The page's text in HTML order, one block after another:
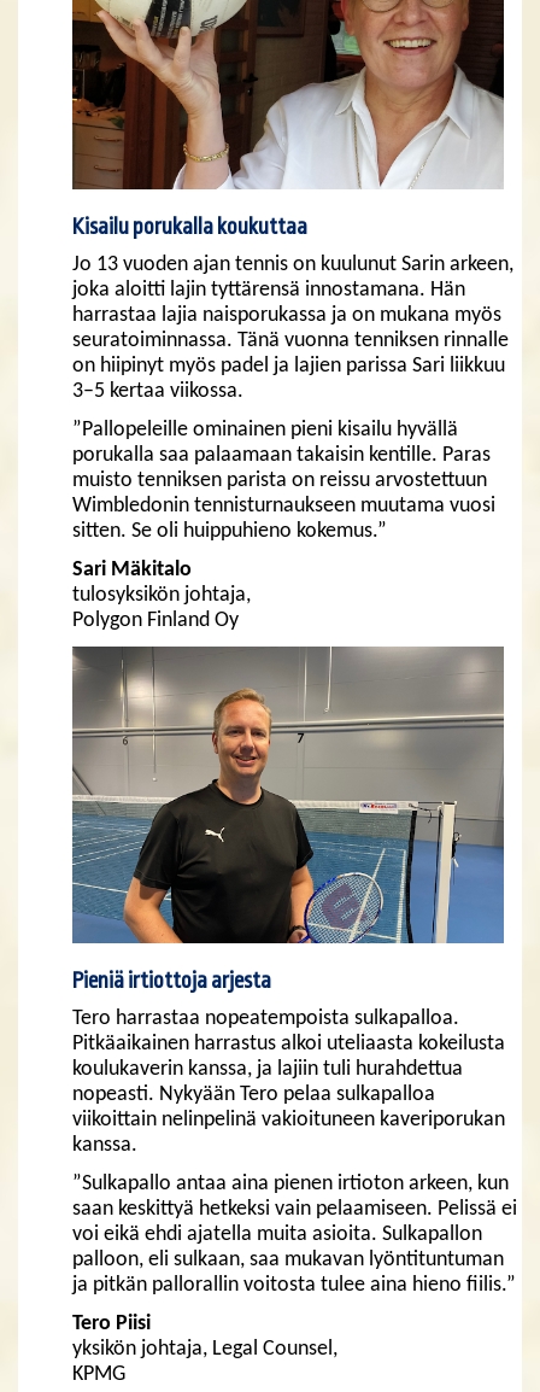
Kisailu porukalla koukuttaa
Jo 13 vuoden ajan tennis on kuulunut Sarin arkeen,
joka aloitti lajin tyttärensä innostamana. Hän
harrastaa lajia naisporukassa ja on mukana myös
seuratoiminnassa. Tänä vuonna tenniksen rinnalle
on hiipinyt myös padel ja lajien parissa Sari liikkuu
3–5 kertaa viikossa.
”Pallopeleille ominainen pieni kisailu hyvällä
porukalla saa palaamaan takaisin kentille. Paras
muisto tenniksen parista on reissu arvostettuun
Wimbledonin tennisturnaukseen muutama vuosi
sitten. Se oli huippuhieno kokemus.”
Sari Mäkitalo
tulosyksikön johtaja,
Polygon Finland Oy
Pieniä irtiottoja arjesta
Tero harrastaa nopeatempoista sulkapalloa.
Pitkäaikainen harrastus alkoi uteliaasta kokeilusta
koulukaverin kanssa, ja lajiin tuli hurahdettua
nopeasti. Nykyään Tero pelaa sulkapalloa
viikoittain nelinpelinä vakioituneen kaveriporukan
kanssa.
”Sulkapallo antaa aina pienen irtioton arkeen, kun
saan keskittyä hetkeksi vain pelaamiseen. Pelissä ei
voi eikä ehdi ajatella muita asioita. Sulkapallon
palloon, eli sulkaan, saa mukavan lyöntituntuman
ja pitkän pallorallin voitosta tulee aina hieno fiilis.”
Tero Piisi
yksikön johtaja, Legal Counsel,
​​​​​​​KPMG